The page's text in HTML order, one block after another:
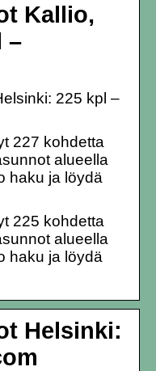
Kallio,
–
225 kpl –
227 kohdetta
alueella
haku ja löydä
225 kohdetta
alueella
haku ja löydä
Helsinki: